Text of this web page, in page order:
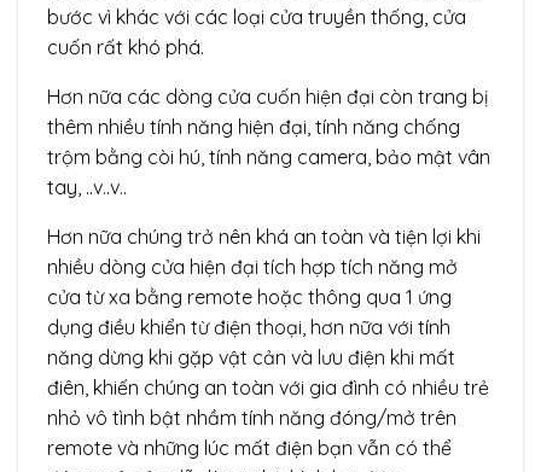
bước vì khác với các loại cửa truyền thống, cửa
cuốn rất khó phá.
Hơn nữa các dòng cửa cuốn hiện đại còn trang bị
thêm nhiều tính năng hiện đại, tính năng chống
trộm bằng còi hú, tính năng camera, bảo mật vân
tay, ..v..v..
Hơn nữa chúng trở nên khá an toàn và tiện lợi khi
nhiều dòng cửa hiện đại tích hợp tích năng mở
cửa từ xa bằng remote hoặc thông qua 1 ứng
dụng điều khiển từ điện thoại, hơn nữa với tính
năng dừng khi gặp vật cản và lưu điện khi mất
điên, khiến chúng an toàn với gia đình có nhiều trẻ
nhỏ vô tình bật nhầm tính năng đóng/mở trên
remote và những lúc mất điện bạn vẫn có thể